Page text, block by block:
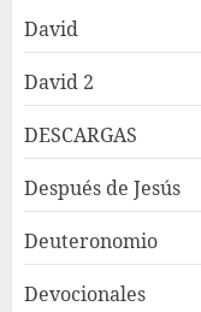
David
David 2
DESCARGAS
Después de Jesús
Deuteronomio
Devocionales